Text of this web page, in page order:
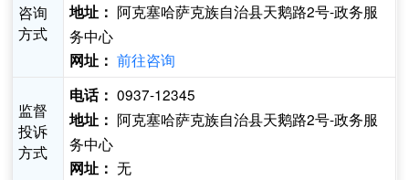
咨询
方式
地址： 阿克塞哈萨克族自治县天鹅路2号-政务服
务中心
网址： 前往咨询
监督
投诉
方式
电话： 0937-12345
地址： 阿克塞哈萨克族自治县天鹅路2号-政务服
务中心
网址： 无